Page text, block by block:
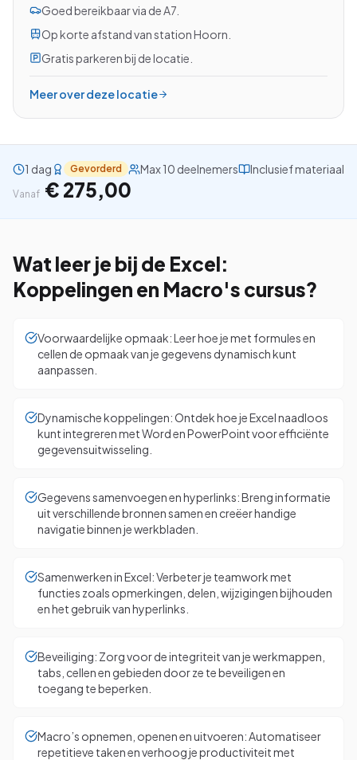
Bel ons: 023-5513409
Gratis studiegids downloaden
Goed bereikbaar via de A7.
Op korte afstand van station Hoorn.
Gratis parkeren bij de locatie.
Meer over deze locatie
1 dag Gevorderd Max 10 deelnemers Inclusief materiaal
Vanaf € 275,00
Wat leer je bij de Excel:
Koppelingen en Macro's cursus?
Voorwaardelijke opmaak: Leer hoe je met formules en
cellen de opmaak van je gegevens dynamisch kunt
aanpassen.
Dynamische koppelingen: Ontdek hoe je Excel naadloos
kunt integreren met Word en PowerPoint voor efficiënte
gegevensuitwisseling.
Gegevens samenvoegen en hyperlinks: Breng informatie
uit verschillende bronnen samen en creëer handige
navigatie binnen je werkbladen.
Samenwerken in Excel: Verbeter je teamwork met
functies zoals opmerkingen, delen, wijzigingen bijhouden
en het gebruik van hyperlinks.
Beveiliging: Zorg voor de integriteit van je werkmappen,
tabs, cellen en gebieden door ze te beveiligen en
toegang te beperken.
Macro’s opnemen, openen en uitvoeren: Automatiseer
repetitieve taken en verhoog je productiviteit met